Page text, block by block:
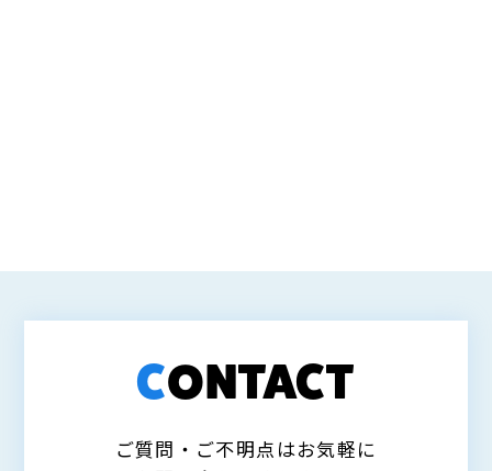
CONTACT
ご質問・ご不明点はお気軽に